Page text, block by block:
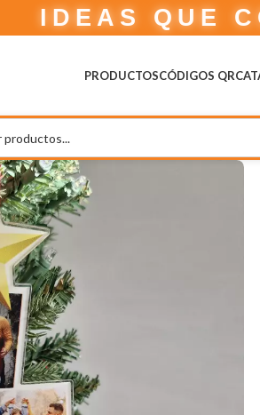
IDEAS QUE
PRODUCTOSCÓDIGOS QR